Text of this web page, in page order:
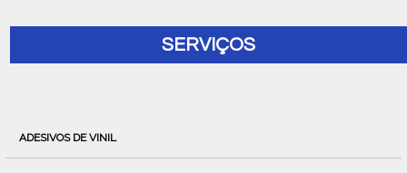
SERVIÇOS
ADESIVOS DE VINIL